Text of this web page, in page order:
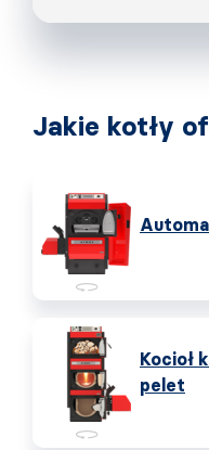
Jakie kotły
Kocioł
pelet